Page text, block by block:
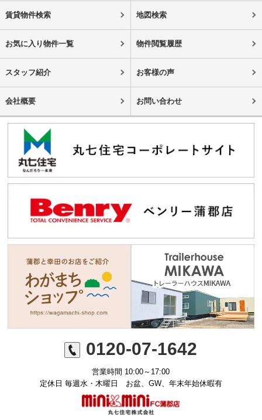
賃貸物件検索 地図検索
お気に入り物件一覧 物件閲覧履歴
スタッフ紹介 お客様の声
会社概要 お問い合わせ
0120-07-1642
営業時間 10:00～17:00
定休日 毎週水・木曜日 お盆、GW、年末年始休暇有